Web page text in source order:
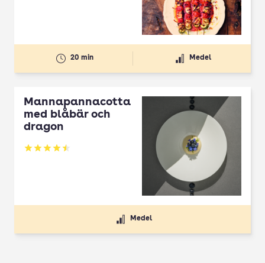
20 min Medel
Mannapannacotta
med blåbär och
dragon
Betyg: 4.5 av 5
Medel